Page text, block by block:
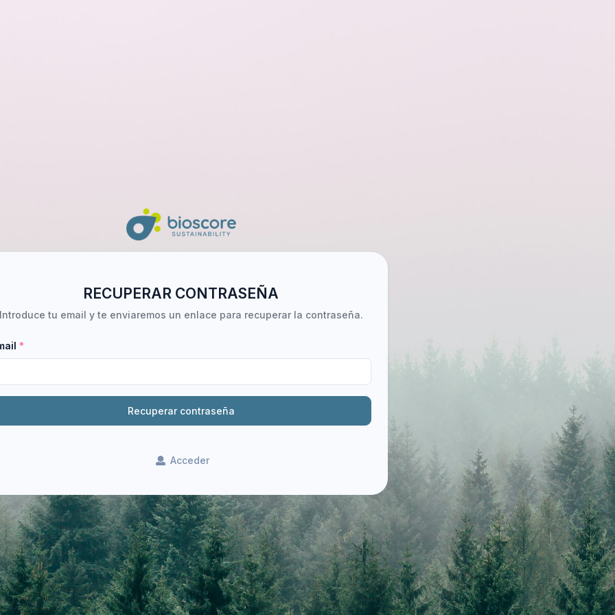
RECUPERAR CONTRASEÑA
Introduce tu email y te enviaremos un enlace para recuperar la contraseña.
Recuperar contraseña
Acceder